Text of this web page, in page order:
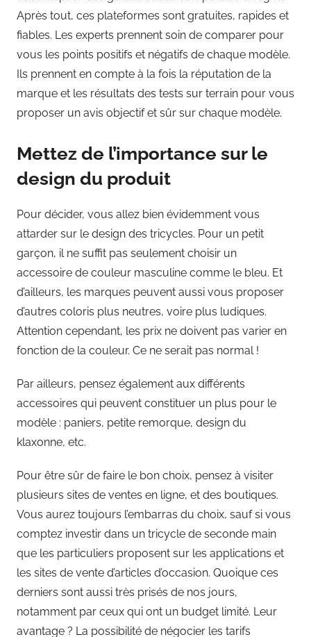
Après tout, ces plateformes sont gratuites, rapides et
fiables. Les experts prennent soin de comparer pour
vous les points positifs et négatifs de chaque modèle.
Ils prennent en compte à la fois la réputation de la
marque et les résultats des tests sur terrain pour vous
proposer un avis objectif et sûr sur chaque modèle.
Mettez de l’importance sur le
design du produit
Pour décider, vous allez bien évidemment vous
attarder sur le design des tricycles. Pour un petit
garçon, il ne suffit pas seulement choisir un
accessoire de couleur masculine comme le bleu. Et
d’ailleurs, les marques peuvent aussi vous proposer
d’autres coloris plus neutres, voire plus ludiques.
Attention cependant, les prix ne doivent pas varier en
fonction de la couleur. Ce ne serait pas normal !
Par ailleurs, pensez également aux différents
accessoires qui peuvent constituer un plus pour le
modèle : paniers, petite remorque, design du
klaxonne, etc.
Pour être sûr de faire le bon choix, pensez à visiter
plusieurs sites de ventes en ligne, et des boutiques.
Vous aurez toujours l’embarras du choix, sauf si vous
comptez investir dans un tricycle de seconde main
que les particuliers proposent sur les applications et
les sites de vente d’articles d’occasion. Quoique ces
derniers sont aussi très prisés de nos jours,
notamment par ceux qui ont un budget limité. Leur
avantage ? La possibilité de négocier les tarifs